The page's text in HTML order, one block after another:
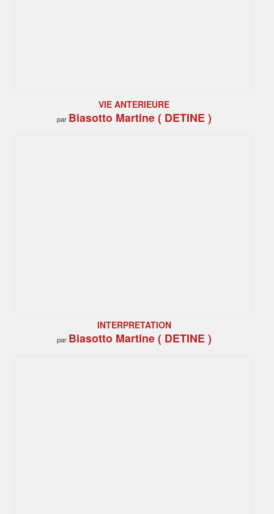
VIE ANTERIEURE
par Biasotto Martine ( DETINE )
INTERPRETATION
par Biasotto Martine ( DETINE )